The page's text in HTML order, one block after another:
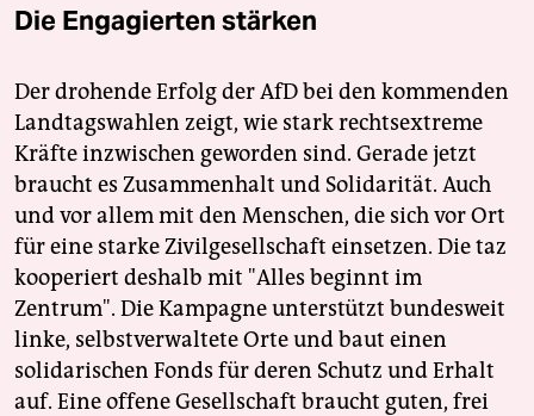
Die Engagierten stärken
Der drohende Erfolg der AfD bei den kommenden
Landtagswahlen zeigt, wie stark rechtsextreme
Kräfte inzwischen geworden sind. Gerade jetzt
braucht es Zusammenhalt und Solidarität. Auch
und vor allem mit den Menschen, die sich vor Ort
für eine starke Zivilgesellschaft einsetzen. Die taz
kooperiert deshalb mit "Alles beginnt im
Zentrum". Die Kampagne unterstützt bundesweit
linke, selbstverwaltete Orte und baut einen
solidarischen Fonds für deren Schutz und Erhalt
auf. Eine offene Gesellschaft braucht guten, frei